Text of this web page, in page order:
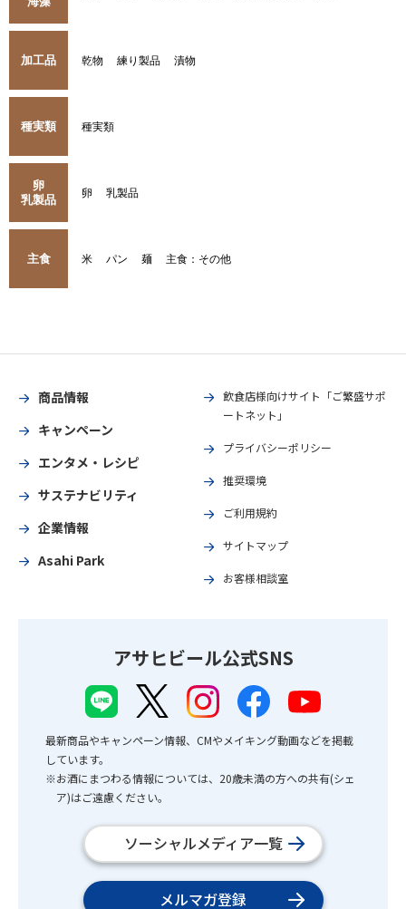
加工品 乾物 練り製品 漬物
種実類 種実類
卵
乳製品
卵 乳製品
主食 米 パン 麺 主食：その他
商品情報
キャンペーン
エンタメ・レシピ
サステナビリティ
企業情報
Asahi Park
飲食店様向けサイト「ご繁盛サポ
ートネット」
プライバシーポリシー
推奨環境
ご利用規約
サイトマップ
お客様相談室
アサヒビール公式SNS
最新商品やキャンペーン情報、CMやメイキング動画などを掲載
しています。
※お酒にまつわる情報については、20歳未満の方への共有(シェ
ア)はご遠慮ください。
ソーシャルメディア一覧
メルマガ登録